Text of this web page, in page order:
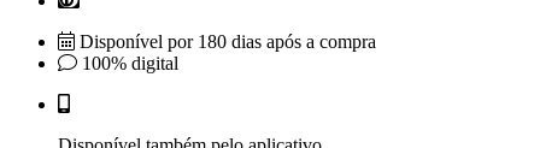
Disponível por 180 dias após a compra
100% digital